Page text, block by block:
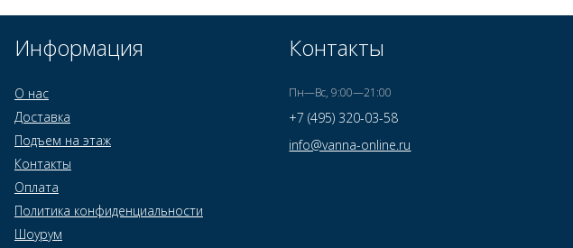
Информация
О нас
Доставка
Подъем на этаж
Контакты
Оплата
Политика конфиденциальности
Шоурум
Контакты
Пн—Вс, 9:00—21:00
+7 (495) 320-03-58
info@vanna-online.ru